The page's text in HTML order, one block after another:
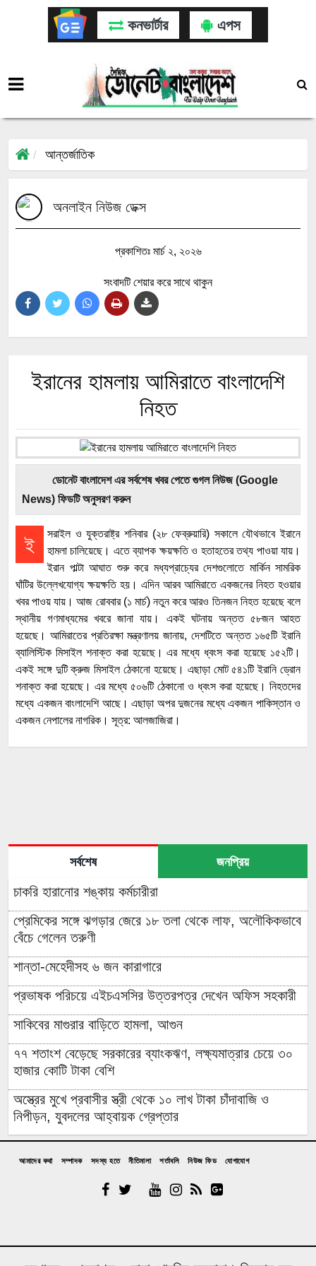
কনভার্টার এপস
আন্তর্জাতিক
অনলাইন নিউজ ডেক্স
প্রকাশিতঃ মার্চ ২, ২০২৬
সংবাদটি শেয়ার করে সাথে থাকুন
ইরানের হামলায় আমিরাতে বাংলাদেশি
নিহত
ডোনেট বাংলাদেশ এর সর্বশেষ খবর পেতে গুগল নিউজ (Google
News) ফিডটি অনুসরণ করুন
ই
সরাইল ও যুক্তরাষ্ট্র শনিবার (২৮ ফেব্রুয়ারি) সকালে যৌথভাবে ইরানে
হামলা চালিয়েছে। এতে ব্যাপক ক্ষয়ক্ষতি ও হতাহতের তথ্য পাওয়া যায়।
ইরান পাল্টা আঘাত শুরু করে মধ্যপ্রাচ্যের দেশগুলোতে মার্কিন সামরিক
ঘাঁটির উল্লেখযোগ্য ক্ষয়ক্ষতি হয়। এদিন আরব আমিরাতে একজনের নিহত হওয়ার
খবর পাওয় যায়। আজ রোববার (১ মার্চ) নতুন করে আরও তিনজন নিহত হয়েছে বলে
স্থানীয় গণমাধ্যমের খবরে জানা যায়। একই ঘটনায় অন্তত ৫৮জন আহত
হয়েছে। আমিরাতের প্রতিরক্ষা মন্ত্রণালয় জানায়, দেশটিতে অন্তত ১৬৫টি ইরানি
ব্যালিস্টিক মিসাইল শনাক্ত করা হয়েছে। এর মধ্যে ধ্বংস করা হয়েছে ১৫২টি।
একই সঙ্গে দুটি ক্রুজ মিসাইল ঠেকানো হয়েছে। এছাড়া মোট ৫৪১টি ইরানি ড্রোন
শনাক্ত করা হয়েছে। এর মধ্যে ৫০৬টি ঠেকানো ও ধ্বংস করা হয়েছে। নিহতদের
মধ্যে একজন বাংলাদেশি আছে। এছাড়া অপর দুজনের মধ্যে একজন পাকিস্তান ও
একজন নেপালের নাগরিক। সূত্র: আলজাজিরা।
সর্বশেষ জনপ্রিয়
চাকরি হারানোর শঙ্কায় কর্মচারীরা
প্রেমিকের সঙ্গে ঝগড়ার জেরে ১৮ তলা থেকে লাফ, অলৌকিকভাবে
বেঁচে গেলেন তরুণী
শান্তা-মেহেদীসহ ৬ জন কারাগারে
প্রভাষক পরিচয়ে এইচএসসির উত্তরপত্র দেখেন অফিস সহকারী
সাকিবের মাগুরার বাড়িতে হামলা, আগুন
৭৭ শতাংশ বেড়েছে সরকারের ব্যাংকঋণ, লক্ষ্যমাত্রার চেয়ে ৩০
হাজার কোটি টাকা বেশি
অস্ত্রের মুখে প্রবাসীর স্ত্রী থেকে ১০ লাখ টাকা চাঁদাবাজি ও
নিপীড়ন, যুবদলের আহ্বায়ক গ্রেপ্তার
চাঁদপুরের মাদকসেবী ভাতিজাকে তুলে আনতে গিয়ে চাচাকে পিটিয়ে
হত্যা”সড়ক অবরোধ
অর্থাভাবে বন্ধ চিকিৎসার পথ,দুরারোগ্য রোগে আক্রান্ত মজিবর
উপজেলা প্রশাসনে জুলাই শহিদ পরিবারের সংবর্ধনা; কবরে ফুল
আমাদের কথা সম্পাদক সদস্য হতে নীতিমালা শর্তাবলি নিউজ ফিড যোগাযোগ